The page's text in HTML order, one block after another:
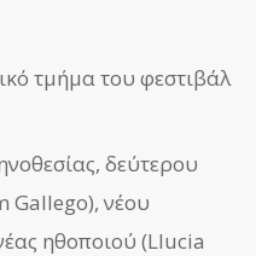
τμήμα του φεστιβάλ
δεύτερου
Gallego), νέου
ηθοποιού (Llucia